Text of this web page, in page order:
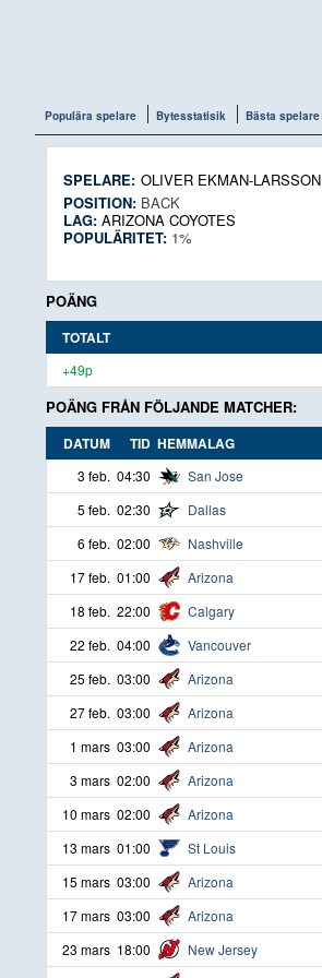
Populära spelare Bytesstatisik Bästa spelare
SPELARE: OLIVER EKMAN-LARSSON
POSITION: BACK
LAG: ARIZONA COYOTES
POPULÄRITET: 1%
POÄNG
TOTALT
+49p
POÄNG FRÅN FÖLJANDE MATCHER:
DATUM TID HEMMALAG
3 feb. 04:30 San Jose
5 feb. 02:30 Dallas
6 feb. 02:00 Nashville
17 feb. 01:00 Arizona
18 feb. 22:00 Calgary
22 feb. 04:00 Vancouver
25 feb. 03:00 Arizona
27 feb. 03:00 Arizona
1 mars 03:00 Arizona
3 mars 02:00 Arizona
10 mars 02:00 Arizona
13 mars 01:00 St Louis
15 mars 03:00 Arizona
17 mars 03:00 Arizona
23 mars 18:00 New Jersey